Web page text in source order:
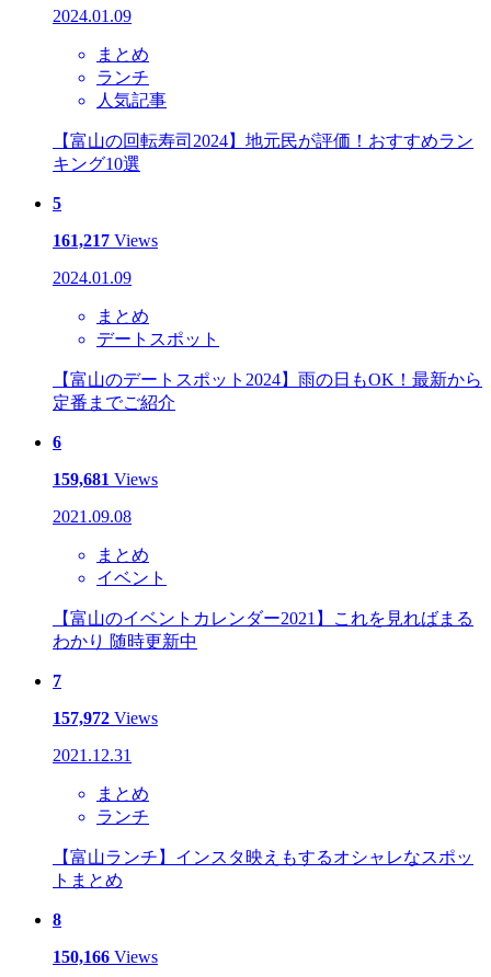
2024.01.09
まとめ
ランチ
人気記事
【富山の回転寿司2024】地元民が評価！おすすめラン
キング10選
5
161,217 Views
2024.01.09
まとめ
デートスポット
【富山のデートスポット2024】雨の日もOK！最新から
定番までご紹介
6
159,681 Views
2021.09.08
まとめ
イベント
【富山のイベントカレンダー2021】これを見ればまる
わかり 随時更新中
7
157,972 Views
2021.12.31
まとめ
ランチ
【富山ランチ】インスタ映えもするオシャレなスポッ
トまとめ
8
150,166 Views